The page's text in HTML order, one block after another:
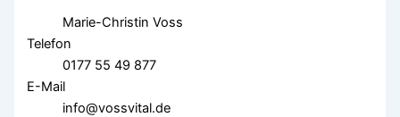
Marie-Christin Voss
Telefon
0177 55 49 877
E-Mail
info@vossvital.de